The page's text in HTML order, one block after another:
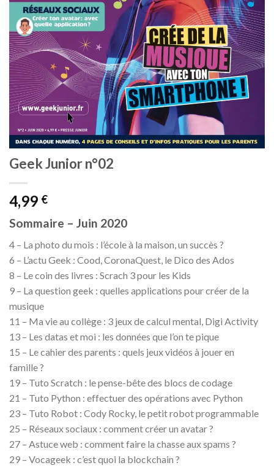
Geek Junior n°02
4,99 €
Sommaire – Juin 2020
4 – La photo du mois : l’école à la maison, un succès ?
6 – L’actu Geek : Cood, CoronaQuest, le Dico des Ados
8 – Le coin des livres : Scrach 3 pour les Kids
9 – La question geek : quelles applications pour créer de la
musique
11 – Ma vie au collège : 3 jeux de calcul mental, Digi Activity
13 – Les datas et moi : les données que l’on te pique
15 – Le cahier des parents : quels jeux vidéos à jouer en
famille ?
19 – Tuto Scratch : le pense-bête des blocs de codage
21 – Tuto Python : effectuer des opérations avec Python
23 – Tuto Robot : Cody Rocky, le petit robot programmable
25 – Réseaux sociaux : comment créer un avatar ?
27 – Astuce web : comment faire la chasse aux spams ?
29 – Vocageek : c’est quoi la blockchain ?